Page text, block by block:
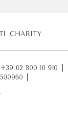
CHARITY
02 800 10 910